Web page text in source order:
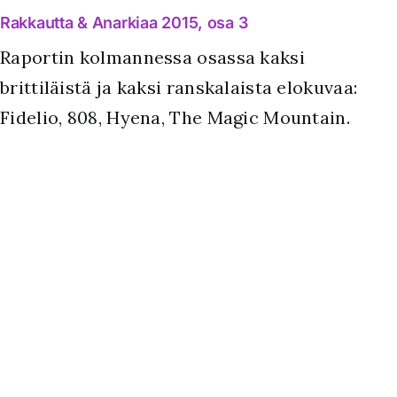
Rakkautta & Anarkiaa 2015, osa 3
Raportin kolmannessa osassa kaksi
brittiläistä ja kaksi ranskalaista elokuvaa:
Fidelio, 808, Hyena, The Magic Mountain.